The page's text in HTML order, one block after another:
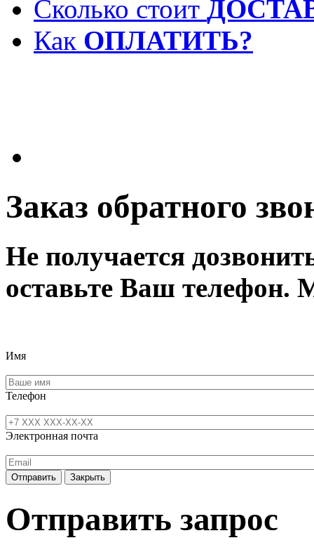
Сколько стоит
Как ОПЛАТИТЬ?
Заказ обратного
Не получается
оставьте Ваш
Имя
Телефон
Электронная почта
Отправить Закрыть
Отправить запрос